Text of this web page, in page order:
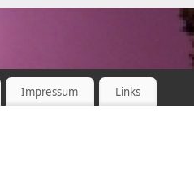
Impressum Links